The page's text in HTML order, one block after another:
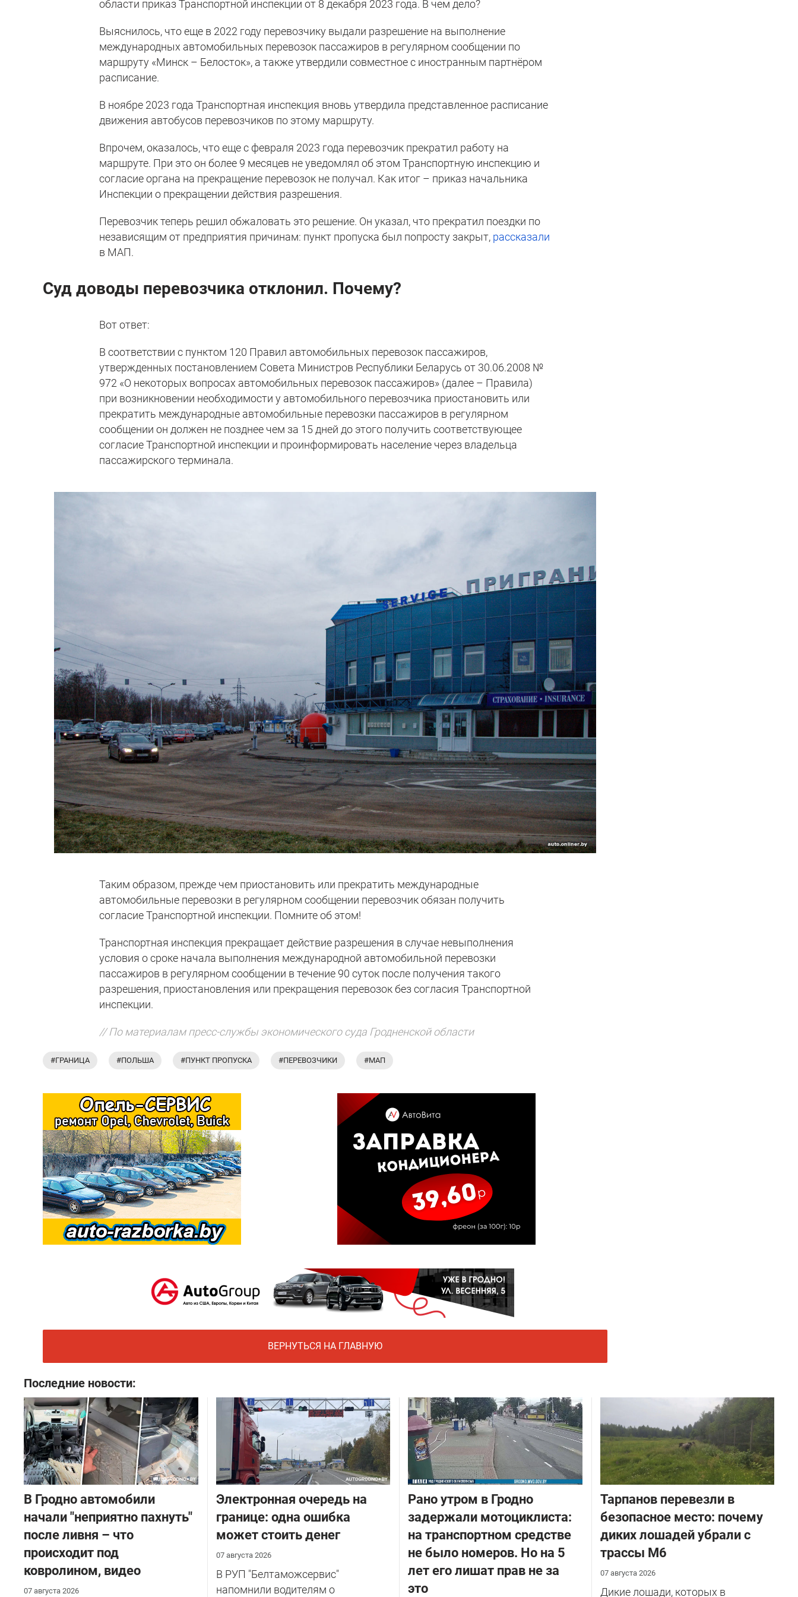
области приказ Транспортной инспекции от 8 декабря 2023 года. В чем дело?
Выяснилось, что еще в 2022 году перевозчику выдали разрешение на выполнение
международных автомобильных перевозок пассажиров в регулярном сообщении по
маршруту «Минск – Белосток», а также утвердили совместное с иностранным партнёром
расписание.
В ноябре 2023 года Транспортная инспекция вновь утвердила представленное расписание
движения автобусов перевозчиков по этому маршруту.
Впрочем, оказалось, что еще с февраля 2023 года перевозчик прекратил работу на
маршруте. При это он более 9 месяцев не уведомлял об этом Транспортную инспекцию и
согласие органа на прекращение перевозок не получал. Как итог – приказ начальника
Инспекции о прекращении действия разрешения.
Перевозчик теперь решил обжаловать это решение. Он указал, что прекратил поездки по
независящим от предприятия причинам: пункт пропуска был попросту закрыт, рассказали
в МАП.
Суд доводы перевозчика отклонил. Почему?
Вот ответ:
В соответствии с пунктом 120 Правил автомобильных перевозок пассажиров,
утвержденных постановлением Совета Министров Республики Беларусь от 30.06.2008 №
972 «О некоторых вопросах автомобильных перевозок пассажиров» (далее – Правила)
при возникновении необходимости у автомобильного перевозчика приостановить или
прекратить международные автомобильные перевозки пассажиров в регулярном
сообщении он должен не позднее чем за 15 дней до этого получить соответствующее
согласие Транспортной инспекции и проинформировать население через владельца
пассажирского терминала.
Таким образом, прежде чем приостановить или прекратить международные
автомобильные перевозки в регулярном сообщении перевозчик обязан получить
согласие Транспортной инспекции. Помните об этом!
Транспортная инспекция прекращает действие разрешения в случае невыполнения
условия о сроке начала выполнения международной автомобильной перевозки
пассажиров в регулярном сообщении в течение 90 суток после получения такого
разрешения, приостановления или прекращения перевозок без согласия Транспортной
инспекции.
// По материалам пресс-службы экономического суда Гродненской области
#ГРАНИЦА #ПОЛЬША #ПУНКТ ПРОПУСКА #ПЕРЕВОЗЧИКИ #МАП
ВЕРНУТЬСЯ НА ГЛАВНУЮ
Последние новости:
В Гродно автомобили
начали "неприятно пахнуть"
после ливня – что
происходит под
ковролином, видео
07 августа 2026
Электронная очередь на
границе: одна ошибка
может стоить денег
07 августа 2026
В РУП "Белтаможсервис"
напомнили водителям о
Рано утром в Гродно
задержали мотоциклиста:
на транспортном средстве
не было номеров. Но на 5
лет его лишат прав не за
это
Тарпанов перевезли в
безопасное место: почему
диких лошадей убрали с
трассы М6
07 августа 2026
Дикие лошади, которых в